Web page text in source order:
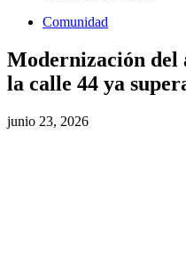
Comunidad
Modernización del
la calle 44 ya
junio 23, 2026